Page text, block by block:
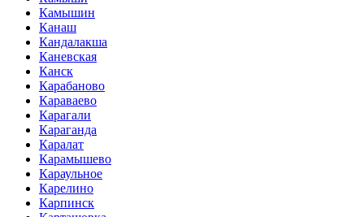
Камышин
Канаш
Кандалакша
Каневская
Канск
Карабаново
Караваево
Карагали
Караганда
Каралат
Карамышево
Караульное
Карелино
Карпинск